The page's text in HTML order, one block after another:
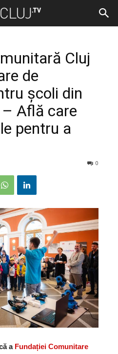
Cluj
de
școli din
Află care
pentru a
0
a Fundației Comunitare